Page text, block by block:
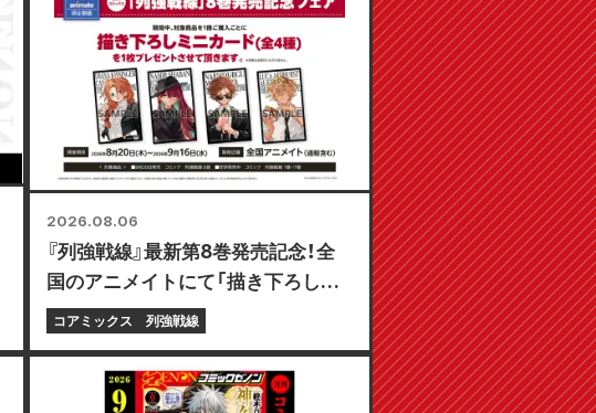
2026.08.06
『列強戦線』最新第8巻発売記念！全
国のアニメイトにて「描き下ろしミ
ニカード（全4種）」がもらえる限定
フェアが8月20日より開催決定！
コアミックス 列強戦線